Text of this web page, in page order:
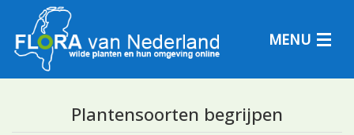
MENU
Plantensoorten begrijpen